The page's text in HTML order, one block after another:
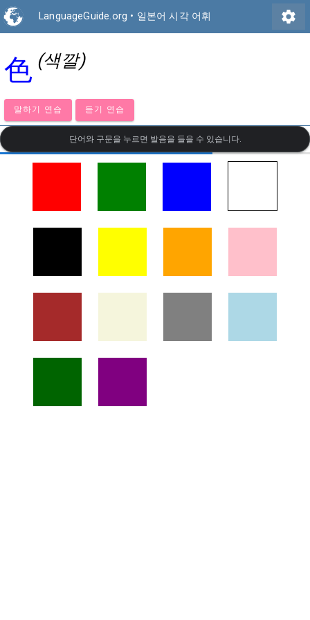
LanguageGuide.org • 일본어 시각 어휘 settings
色 (색깔)
말하기 연습 듣기 연습
단어와 구문을 누르면 발음을 들을 수 있습니다.